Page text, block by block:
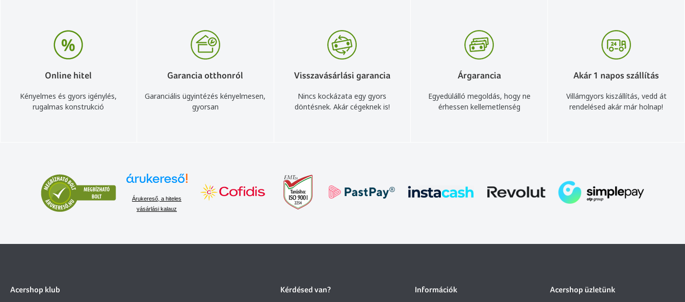
Online hitel
Kényelmes és gyors igénylés,
rugalmas konstrukció
Garancia otthonról
Garanciális ügyintézés kényelmesen,
gyorsan
Visszavásárlási garancia
Nincs kockázata egy gyors
döntésnek. Akár cégeknek is!
Árgarancia
Egyedülálló megoldás, hogy ne
érhessen kellemetlenség
Akár 1 napos szállítás
Villámgyors kiszállítás, vedd át
rendelésed akár már holnap!
Árukereső, a hiteles
vásárlási kalauz
Acershop klub Kérdésed van? Információk Acershop üzletünk